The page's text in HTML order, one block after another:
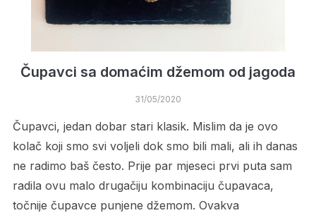
Čupavci sa domaćim džemom od jagoda
31/05/2020
Čupavci, jedan dobar stari klasik. Mislim da je ovo
kolač koji smo svi voljeli dok smo bili mali, ali ih danas
ne radimo baš često. Prije par mjeseci prvi puta sam
radila ovu malo drugačiju kombinaciju čupavaca,
točnije čupavce punjene džemom. Ovakva